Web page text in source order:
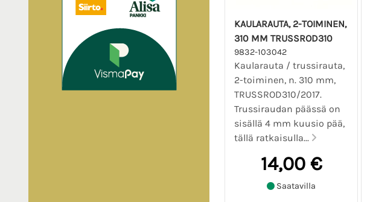
KAULARAUTA, 2-TOIMINEN,
310 MM TRUSSROD310
9832-103042
Kaularauta / trussirauta,
2-toiminen, n. 310 mm,
TRUSSROD310/2017.
Trussiraudan päässä on
sisällä 4 mm kuusio pää,
tällä ratkaisulla...
14,00 €
Saatavilla